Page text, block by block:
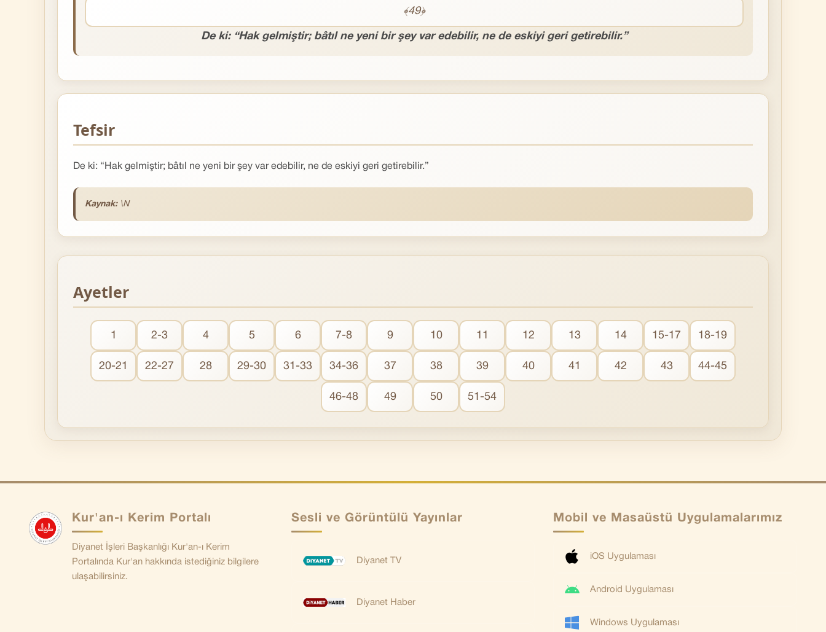
﴾49﴿
De ki: “Hak gelmiştir; bâtıl ne yeni bir şey var edebilir, ne de eskiyi geri getirebilir.”
Tefsir
De ki: “Hak gelmiştir; bâtıl ne yeni bir şey var edebilir, ne de eskiyi geri getirebilir.”
Kaynak: \N
Ayetler
1 2-3 4 5 6 7-8 9 10 11 12 13 14 15-17 18-19
20-21 22-27 28 29-30 31-33 34-36 37 38 39 40 41 42 43 44-45
46-48 49 50 51-54
Kur'an-ı Kerim Portalı
Diyanet İşleri Başkanlığı Kur'an-ı Kerim
Portalında Kur'an hakkında istediğiniz bilgilere
ulaşabilirsiniz.
Sesli ve Görüntülü Yayınlar
Diyanet TV
Diyanet Haber
Mobil ve Masaüstü Uygulamalarımız
iOS Uygulaması
Android Uygulaması
Windows Uygulaması